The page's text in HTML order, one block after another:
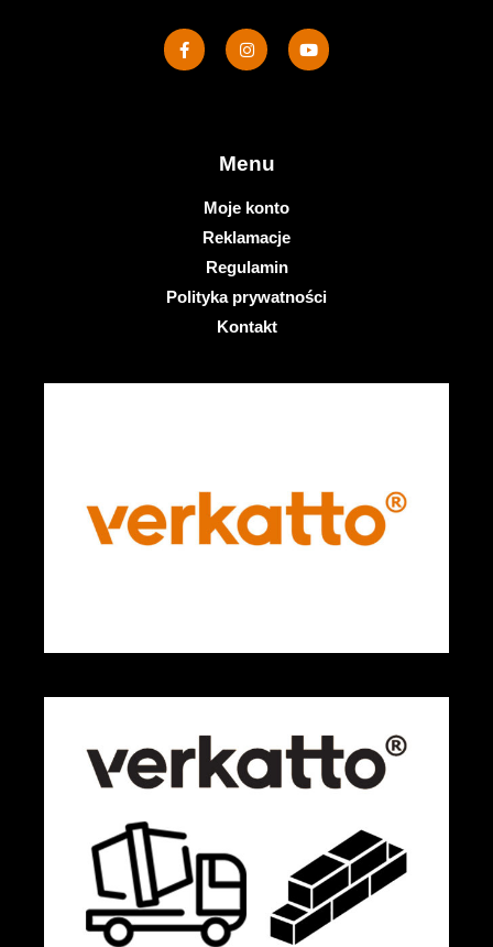
Menu
Moje konto
Reklamacje
Regulamin
Polityka prywatności
Kontakt